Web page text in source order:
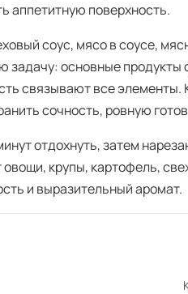
аппетитную поверхность.
соус, мясо в соусе,
основные
связывают все
сочность, ровную
отдохнуть, затем
крупы, картофель,
и выразительный аромат.